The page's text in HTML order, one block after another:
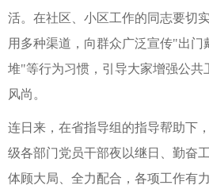
活。在社区、小区工作的同志要切
用多种渠道，向群众广泛宣传"出门
堆"等行为习惯，引导大家增强公共
风尚。
连日来，在省指导组的指导帮助下
级各部门党员干部夜以继日、勤奋
体顾大局、全力配合，各项工作有